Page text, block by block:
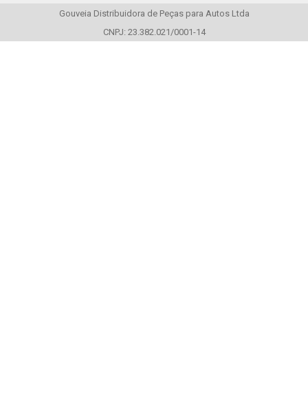
Gouveia Distribuidora de Peças para Autos Ltda
CNPJ: 23.382.021/0001-14